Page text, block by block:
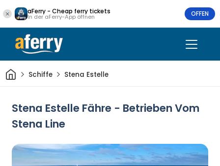
aFerry - Cheap ferry tickets
In der aFerry-App öffnen OFFEN
HeimSchiffe Stena Estelle
Stena Estelle Fähre - Betrieben Vom
Stena Line